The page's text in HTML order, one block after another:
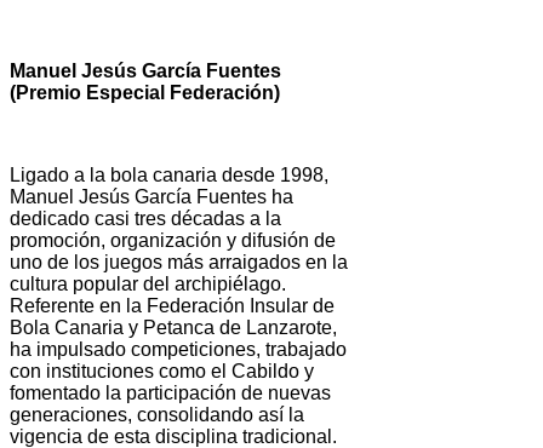
Manuel Jesús García Fuentes
(Premio Especial Federación)
Ligado a la bola canaria desde 1998,
Manuel Jesús García Fuentes ha
dedicado casi tres décadas a la
promoción, organización y difusión de
uno de los juegos más arraigados en la
cultura popular del archipiélago.
Referente en la Federación Insular de
Bola Canaria y Petanca de Lanzarote,
ha impulsado competiciones, trabajado
con instituciones como el Cabildo y
fomentado la participación de nuevas
generaciones, consolidando así la
vigencia de esta disciplina tradicional.